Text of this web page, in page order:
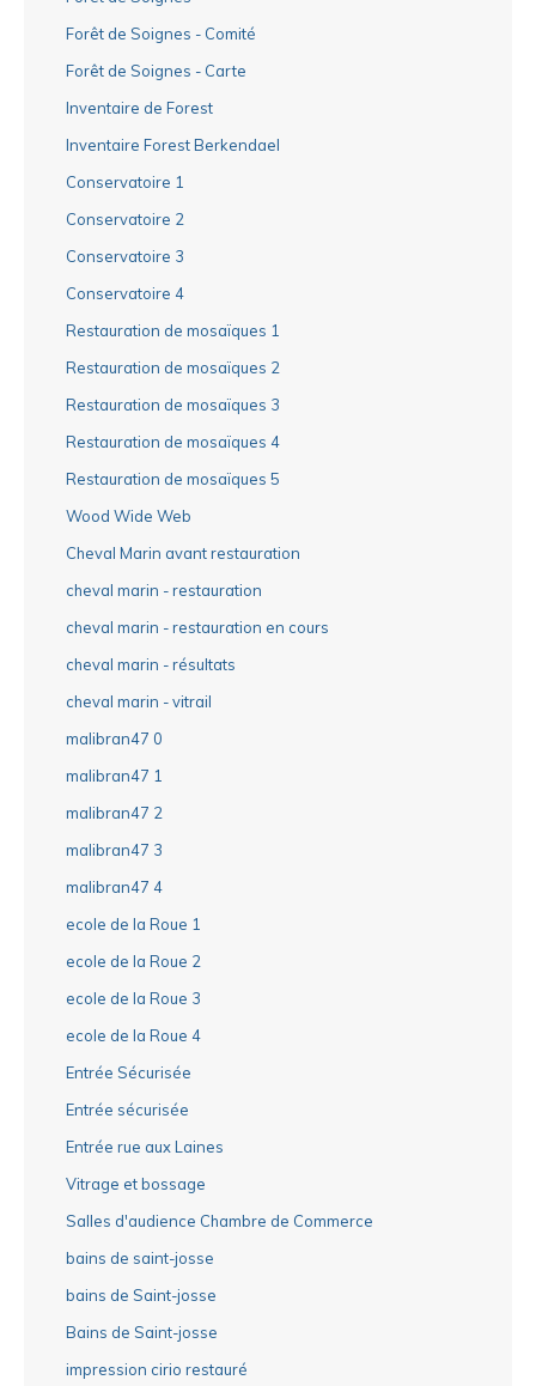
Forêt de Soignes - Comité
Forêt de Soignes - Carte
Inventaire de Forest
Inventaire Forest Berkendael
Conservatoire 1
Conservatoire 2
Conservatoire 3
Conservatoire 4
Restauration de mosaïques 1
Restauration de mosaïques 2
Restauration de mosaïques 3
Restauration de mosaïques 4
Restauration de mosaïques 5
Wood Wide Web
Cheval Marin avant restauration
cheval marin - restauration
cheval marin - restauration en cours
cheval marin - résultats
cheval marin - vitrail
malibran47 0
malibran47 1
malibran47 2
malibran47 3
malibran47 4
ecole de la Roue 1
ecole de la Roue 2
ecole de la Roue 3
ecole de la Roue 4
Entrée Sécurisée
Entrée sécurisée
Entrée rue aux Laines
Vitrage et bossage
Salles d'audience Chambre de Commerce
bains de saint-josse
bains de Saint-josse
Bains de Saint-josse
impression cirio restauré